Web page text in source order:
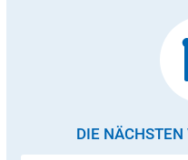
DIE